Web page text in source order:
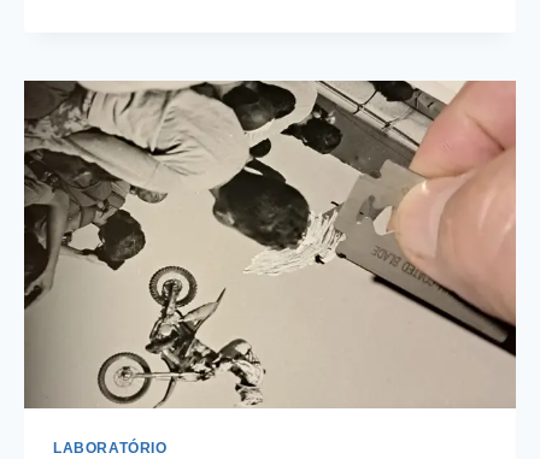
VICTOR
ANDRADE
LABORATÓRIO